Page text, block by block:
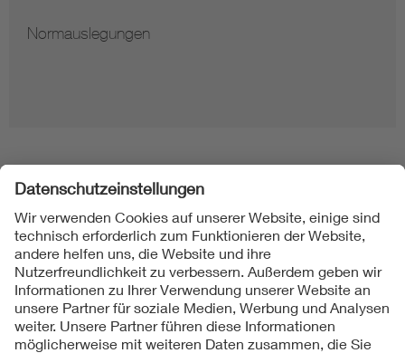
Normauslegungen
Folgen Sie uns